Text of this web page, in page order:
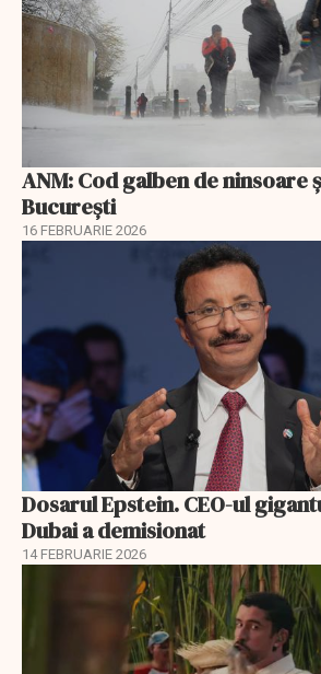
ANM: Cod galben de ninsoare
București
16 FEBRUARIE 2026
Dosarul Epstein. CEO-ul
Dubai a demisionat
14 FEBRUARIE 2026